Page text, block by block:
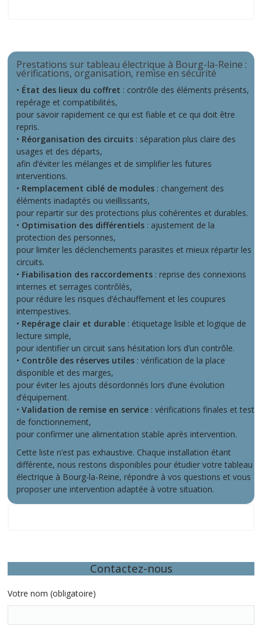
Prestations sur tableau électrique à Bourg-la-Reine :
vérifications, organisation, remise en sécurité
• État des lieux du coffret : contrôle des éléments présents,
repérage et compatibilités,
pour savoir rapidement ce qui est fiable et ce qui doit être
repris.
• Réorganisation des circuits : séparation plus claire des
usages et des départs,
afin d’éviter les mélanges et de simplifier les futures
interventions.
• Remplacement ciblé de modules : changement des
éléments inadaptés ou vieillissants,
pour repartir sur des protections plus cohérentes et durables.
• Optimisation des différentiels : ajustement de la
protection des personnes,
pour limiter les déclenchements parasites et mieux répartir les
circuits.
• Fiabilisation des raccordements : reprise des connexions
internes et serrages contrôlés,
pour réduire les risques d’échauffement et les coupures
intempestives.
• Repérage clair et durable : étiquetage lisible et logique de
lecture simple,
pour identifier un circuit sans hésitation lors d’un contrôle.
• Contrôle des réserves utiles : vérification de la place
disponible et des marges,
pour éviter les ajouts désordonnés lors d’une évolution
d’équipement.
• Validation de remise en service : vérifications finales et test
de fonctionnement,
pour confirmer une alimentation stable après intervention.
Cette liste n’est pas exhaustive. Chaque installation étant
différente, nous restons disponibles pour étudier votre tableau
électrique à Bourg-la-Reine, répondre à vos questions et vous
proposer une intervention adaptée à votre situation.
Contactez-nous
Votre nom (obligatoire)